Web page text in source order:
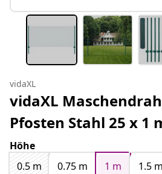
vidaXL
vidaXL
Pfosten Stahl 25 x 1
Höhe
0.5 m
0.75 m 1 m 1.5 m